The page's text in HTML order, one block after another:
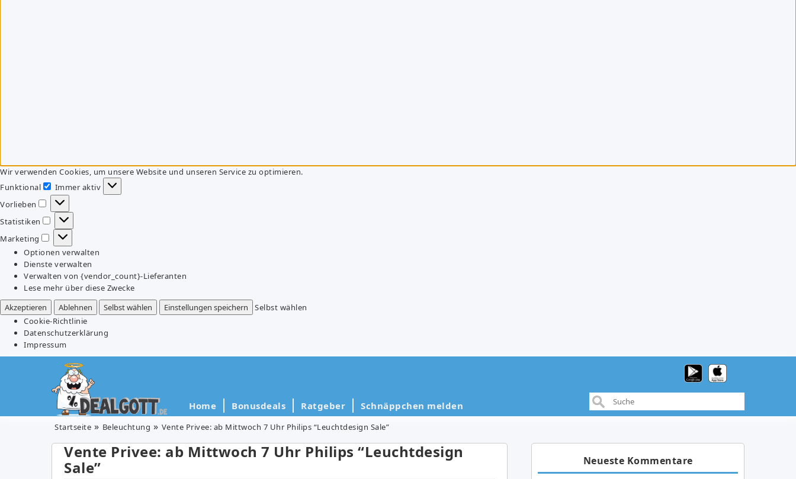
Wir verwenden Cookies, um unsere Website und unseren Service zu optimieren.
Funktional
Funktional
Immer aktiv
Vorlieben
Vorlieben
Statistiken
Statistiken
Marketing
Marketing
Optionen verwalten
Dienste verwalten
Verwalten von {vendor_count}-Lieferanten
Lese mehr über diese Zwecke
Akzeptieren
Ablehnen Selbst wählen Einstellungen speichern
Selbst wählen
Cookie-Richtlinie
Datenschutzerklärung
Impressum
Home Bonusdeals Ratgeber Schnäppchen melden
Startseite Beleuchtung Vente Privee: ab Mittwoch 7 Uhr Philips “Leuchtdesign Sale”
Vente Privee: ab Mittwoch 7 Uhr Philips “Leuchtdesign
Sale”
Neueste Kommentare